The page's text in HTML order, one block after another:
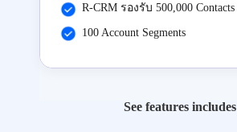
R-CRM รองรับ 500,000 Contacts
100 Account Segments
See features includes